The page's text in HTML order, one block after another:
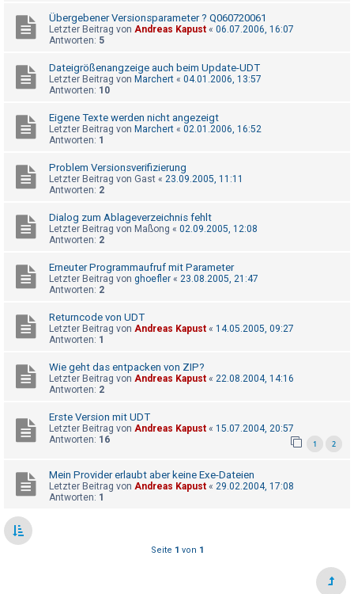
S
u
c
A
Q
Übergebener Versionsparameter ? Q060720061
Letzter Beitrag von Andreas Kapust « 06.07.2006, 16:07
Antworten: 5
Dateigrößenangzeige auch beim Update-UDT
Letzter Beitrag von Marchert « 04.01.2006, 13:57
Antworten: 10
Eigene Texte werden nicht angezeigt
Letzter Beitrag von Marchert « 02.01.2006, 16:52
Antworten: 1
Problem Versionsverifizierung
Letzter Beitrag von Gast « 23.09.2005, 11:11
Antworten: 2
Dialog zum Ablageverzeichnis fehlt
Letzter Beitrag von Maßong « 02.09.2005, 12:08
Antworten: 2
Erneuter Programmaufruf mit Parameter
Letzter Beitrag von ghoefler « 23.08.2005, 21:47
Antworten: 2
Returncode von UDT
Letzter Beitrag von Andreas Kapust « 14.05.2005, 09:27
Antworten: 1
Wie geht das entpacken von ZIP?
Letzter Beitrag von Andreas Kapust « 22.08.2004, 14:16
Antworten: 2
Erste Version mit UDT
Letzter Beitrag von Andreas Kapust « 15.07.2004, 20:57
Antworten: 16 1 2
Mein Provider erlaubt aber keine Exe-Dateien
Letzter Beitrag von Andreas Kapust « 29.02.2004, 17:08
Antworten: 1
Seite 1 von 1